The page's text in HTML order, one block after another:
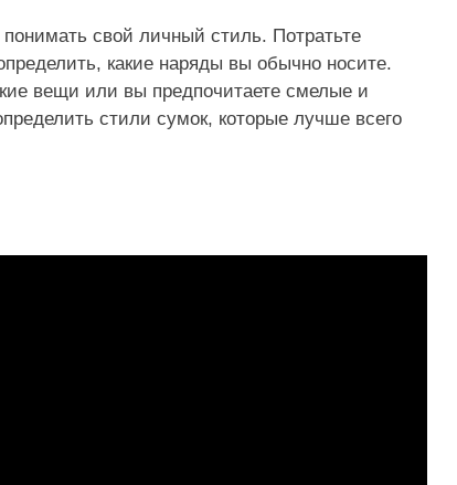
свой личный стиль. Потратьте
какие наряды вы обычно носите.
вещи или вы предпочитаете смелые и
стили сумок, которые лучше всего